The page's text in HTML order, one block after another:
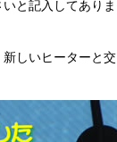
と記入してありま
しいヒーターと交